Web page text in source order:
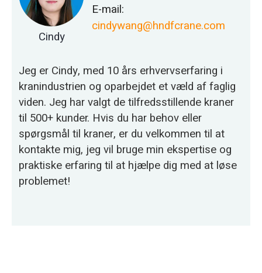
Cindy
E-mail:
cindywang@hndfcrane.com
Jeg er Cindy, med 10 års erhvervserfaring i
kranindustrien og oparbejdet et væld af faglig
viden. Jeg har valgt de tilfredsstillende kraner
til 500+ kunder. Hvis du har behov eller
spørgsmål til kraner, er du velkommen til at
kontakte mig, jeg vil bruge min ekspertise og
praktiske erfaring til at hjælpe dig med at løse
problemet!